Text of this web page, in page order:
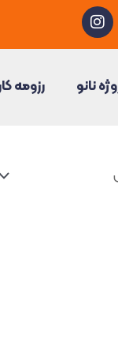
I
n
s
a
g
نانو رزومه